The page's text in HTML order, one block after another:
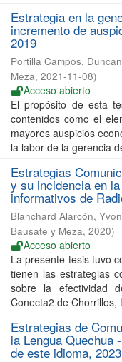
Estrategia en la
incremento de
2019
Portilla Campos,
Meza, 2021-11-08)
Acceso abierto
El propósito de esta
contenidos como el
mayores auspicios
la labor de la gerencia
Estrategias
y su incidencia en
informativos de
Blanchard Alarcón,
Bausate y Meza, 2020)
Acceso abierto
La presente tesis tuvo
tienen las estrategias
sobre la efectividad
Conecta2 de Chorrillos,
Estrategias de
la Lengua Quechua
de este idioma, 2023